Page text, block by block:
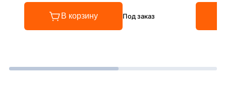
В корзину Под заказ